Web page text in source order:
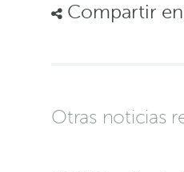
Compartir en
Otras noticias